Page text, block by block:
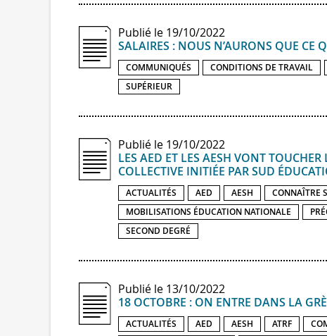
Publié le 19/10/2022
SALAIRES : NOUS N’AURONS QUE CE
COMMUNIQUÉS CONDITIONS DE TRAVAIL
SUPÉRIEUR
Publié le 19/10/2022
LES AED ET LES AESH VONT
COLLECTIVE INITIÉE PAR SUD
ACTUALITÉS AED AESH CONNAÎTRE
MOBILISATIONS ÉDUCATION NATIONALE
SECOND DEGRÉ
Publié le 13/10/2022
18 OCTOBRE : ON ENTRE DANS LA
ACTUALITÉS AED AESH ATRF